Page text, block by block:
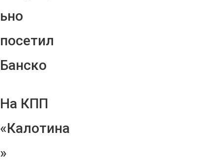
ьно
посетил
Банско
На КПП
«Калотина
»